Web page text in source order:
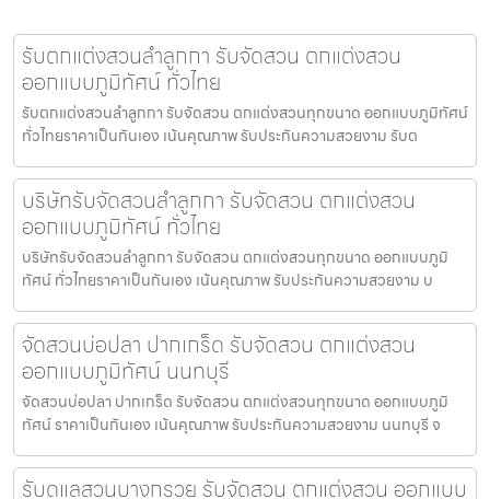
รับตกแต่งสวนลำลูกกา รับจัดสวน ตกแต่งสวน
ออกแบบภูมิทัศน์ ทั่วไทย
รับตกแต่งสวนลำลูกกา รับจัดสวน ตกแต่งสวนทุกขนาด ออกแบบภูมิทัศน์
ทั่วไทยราคาเป็นกันเอง เน้นคุณภาพ รับประกันความสวยงาม รับต
บริษัทรับจัดสวนลำลูกกา รับจัดสวน ตกแต่งสวน
ออกแบบภูมิทัศน์ ทั่วไทย
บริษัทรับจัดสวนลำลูกกา รับจัดสวน ตกแต่งสวนทุกขนาด ออกแบบภูมิ
ทัศน์ ทั่วไทยราคาเป็นกันเอง เน้นคุณภาพ รับประกันความสวยงาม บ
จัดสวนบ่อปลา ปากเกร็ด รับจัดสวน ตกแต่งสวน
ออกแบบภูมิทัศน์ นนทบุรี
จัดสวนบ่อปลา ปากเกร็ด รับจัดสวน ตกแต่งสวนทุกขนาด ออกแบบภูมิ
ทัศน์ ราคาเป็นกันเอง เน้นคุณภาพ รับประกันความสวยงาม นนทบุรี จ
รับดูแลสวนบางกรวย รับจัดสวน ตกแต่งสวน ออกแบบ